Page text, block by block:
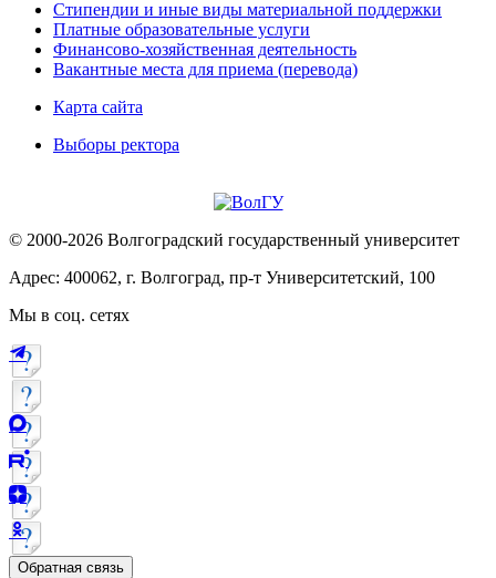
Стипендии и иные виды материальной поддержки
Платные образовательные услуги
Финансово-хозяйственная деятельность
Вакантные места для приема (перевода)
Карта сайта
Выборы ректора
© 2000-2026 Волгоградский государственный университет
Адрес: 400062, г. Волгоград, пр-т Университетский, 100
Мы в соц. сетях
Обратная связь